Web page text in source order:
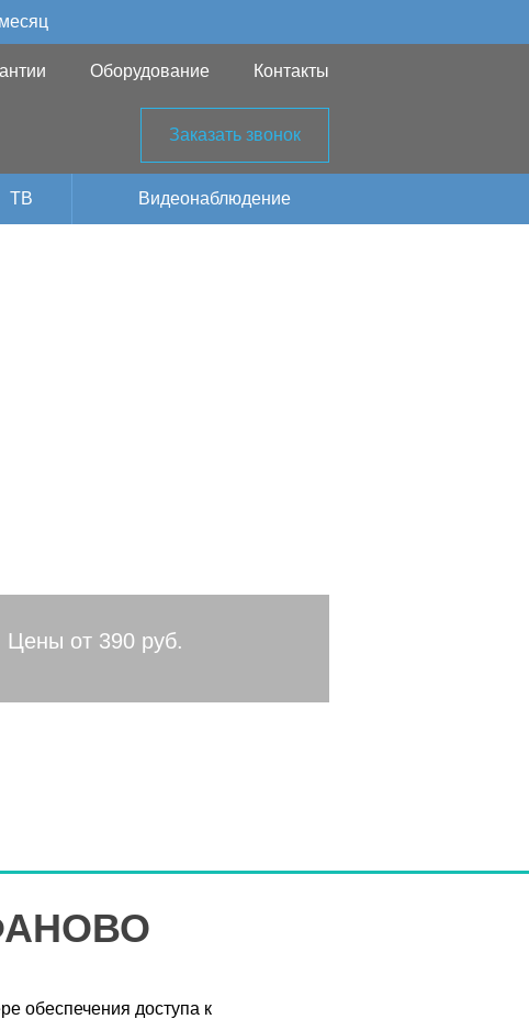
Оборудование Контакты
Заказать звонок
ТВ Видеонаблюдение
Цены от 390 руб.
обеспечения доступа к